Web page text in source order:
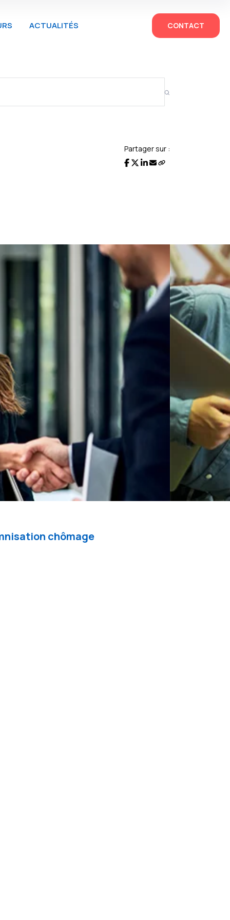
ACTUALITÉS CONTACT
Partager sur :
chômage